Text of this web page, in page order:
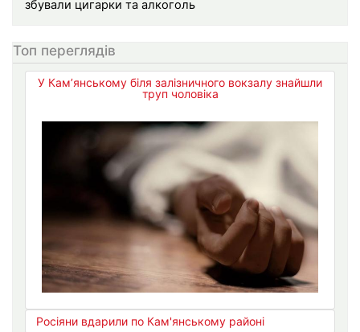
збували цигарки та алкоголь
Топ переглядів
У Кам’янському біля залізничного вокзалу знайшли
труп чоловіка
Росіяни вдарили по Кам'янському районі